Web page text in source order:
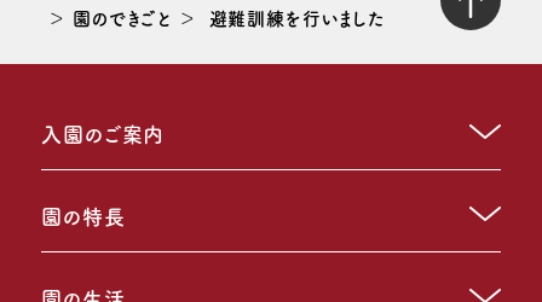
園のできごと
避難訓練を行いました
入園のご案内
園の特長